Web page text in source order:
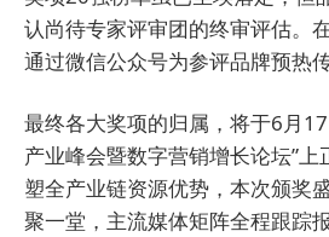
认尚待专家评审团的终审评估。
通过微信公众号为参评品牌预热
最终各大奖项的归属，将于6月
产业峰会暨数字营销增长论坛”
塑全产业链资源优势，本次颁奖
聚一堂，主流媒体矩阵全程跟踪